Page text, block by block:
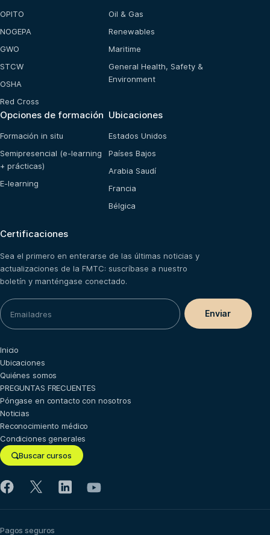
OPITO
NOGEPA
GWO
STCW
OSHA
Red Cross
Oil & Gas
Renewables
Maritime
General Health, Safety &
Environment
Opciones de formación
Formación in situ
Semipresencial (e-learning
+ prácticas)
E-learning
Ubicaciones
Estados Unidos
Países Bajos
Arabia Saudí
Francia
Bélgica
Certificaciones
Sea el primero en enterarse de las últimas noticias y
actualizaciones de la FMTC: suscríbase a nuestro
boletín y manténgase conectado.
Buscar cursos
Inicio
Ubicaciones
Quiénes somos
PREGUNTAS FRECUENTES
Póngase en contacto con nosotros
Noticias
Reconocimiento médico
Condiciones generales
Pagos seguros